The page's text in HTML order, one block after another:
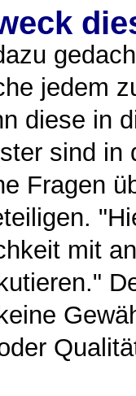
jedem
diese in
sind in
Fragen
mit